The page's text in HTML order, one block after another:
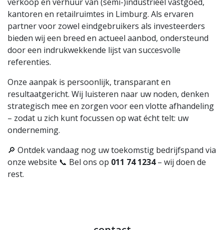
kantoren en retailruimtes in Limburg. Als ervaren
partner voor zowel eindgebruikers als investeerders
bieden wij een breed en actueel aanbod, ondersteund
door een indrukwekkende lijst van succesvolle
referenties.
Onze aanpak is persoonlijk, transparant en
resultaatgericht. Wij luisteren naar uw noden, denken
strategisch mee en zorgen voor een vlotte afhandeling
– zodat u zich kunt focussen op wat écht telt: uw
onderneming.
🔎 Ontdek vandaag nog uw toekomstig bedrijfspand via
onze website 📞 Bel ons op 011 74 1234– wij doen de
rest.